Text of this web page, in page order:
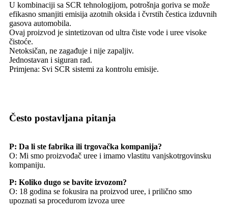
U kombinaciji sa SCR tehnologijom, potrošnja goriva se može
efikasno smanjiti emisija azotnih oksida i čvrstih čestica izduvnih
gasova automobila.
Ovaj proizvod je sintetizovan od ultra čiste vode i uree visoke
čistoće.
Netoksičan, ne zagađuje i nije zapaljiv.
Jednostavan i siguran rad.
Primjena: Svi SCR sistemi za kontrolu emisije.
Često postavljana pitanja
P: Da li ste fabrika ili trgovačka kompanija?
O: Mi smo proizvođač uree i imamo vlastitu vanjskotrgovinsku
kompaniju.
P: Koliko dugo se bavite izvozom?
O: 18 godina se fokusira na proizvod uree, i prilično smo
upoznati sa procedurom izvoza uree